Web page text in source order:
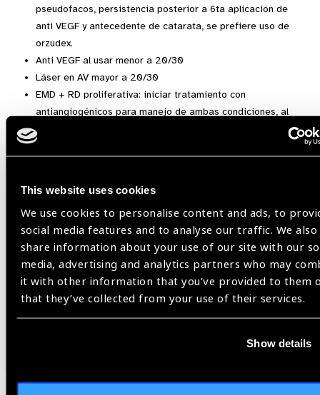
This website uses cookies
We use cookies to personalise content and ads, to
social media features and to analyse our traffic. We also
share information about your use of our site with our
media, advertising and analytics partners who may
it with other information that you’ve provided to them
that they’ve collected from your use of their services.
Show details
pseudofacos, persistencia posterior a 6ta aplicación de
anti VEGF y antecedente de catarata, se prefiere uso de
orzudex.
Anti VEGF al usar menor a 20/30
Láser en AV mayor a 20/30
EMD + RD proliferativa: iniciar tratamiento con
antiangiogénicos para manejo de ambas condiciones, al
detener el proceso fibrovascular retiniano
Para ver la presentación completa sigue el siguiente
link: https://beta.imoiap.com.mx/retinopatia-diabetica/
Boletín Trimestral Marzo 2020, Latin America
Share:
Previous Next